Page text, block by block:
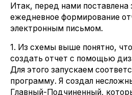
Итак, перед нами поставлена
ежедневное формирование
электронным письмом.
1. Из схемы выше понятно,
создать отчет с помощью
Для этого запускаем
программу. Я создал
Главный-Подчиненный,